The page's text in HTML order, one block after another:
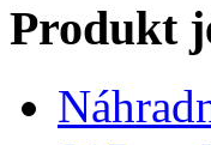
Produkt